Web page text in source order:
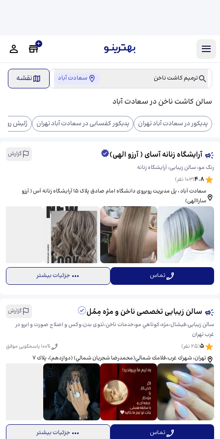
ترمیم کاشت ناخن سعادت آباد نقشه
سالن کاشت ناخن در سعادت آباد
پدیکور در سعادت آباد تهران پدیکور کفسابی در سعادت آباد تهران ژلیش روی
آرایشگاه زنانه آسای ( آرزو الهی)
گزارش
رنگ مو، سالن زیبایی، آرایشگاه زنانه
4.8
(
103 نفر)
سعادت آباد ، پل مدیریت روبروی دانشگاه امام صادق پلاک ۱۵ آرایشگاه زنانه آس ( آرزو
ساراالهی)
تماس جزئیات بیشتر
سالن زیبایی تخصصی ناخن و مژه مِمُل
گزارش
سالن زیبایی،فیشال،مژه،كوتاهي مو،خدمات ناخن،تتوی بدن،وکس و اصلاح صورت و ابرو در
غرب تهران
5
(
25نفر) 100% پاسخگویی موفق
تهران، شهرك غرب،فلامك شمالي(محمدرضا شجريان شمالي) (دوازدهم)، ​پلاك ٧
تماس جزئیات بیشتر